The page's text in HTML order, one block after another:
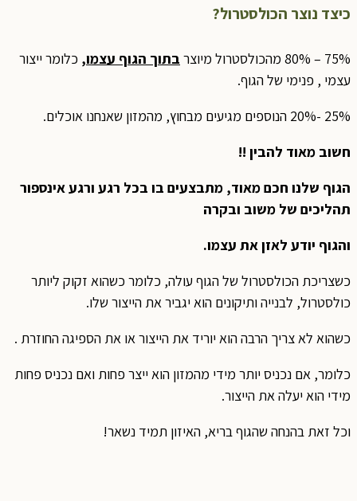
כיצד נוצר הכולסטרול?
75% – 80% מהכולסטרול מיוצר בתוך הגוף עצמו,כלומר ייצור
עצמי , פנימי של הגוף.
25% -20% הנוספים מגיעים מבחוץ, מהמזון שאנחנו אוכלים.
חשוב מאוד להבין !!
הגוף שלנו חכם מאוד, מתבצעים בו בכל רגע ורגע אינספור
תהליכים של משוב ובקרה
והגוף יודע לאזן את עצמו.
כשצריכת הכולסטרול של הגוף עולה, כלומר כשהוא זקוק ליותר
כולסטרול, לבנייה ותיקונים הוא יגביר את הייצור שלו.
כשהוא לא צריך הרבה הוא יוריד את הייצור או את הספיגה החוזרת .
כלומר, אם נכניס יותר מידי מהמזון הוא ייצר פחות ואם נכניס פחות
מידי הוא יעלה את הייצור.
וכל זאת בהנחה שהגוף בריא, האיזון תמיד נשאר!